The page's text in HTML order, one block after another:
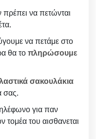
πρέπει να πετώνται
να πετάμε στο
θα τοπληρώσουμε
σακουλάκια
σας.
για παν
τομέα του αισθανεται